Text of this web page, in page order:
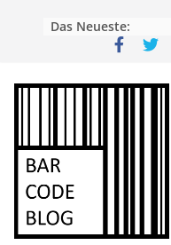
Das Neueste: